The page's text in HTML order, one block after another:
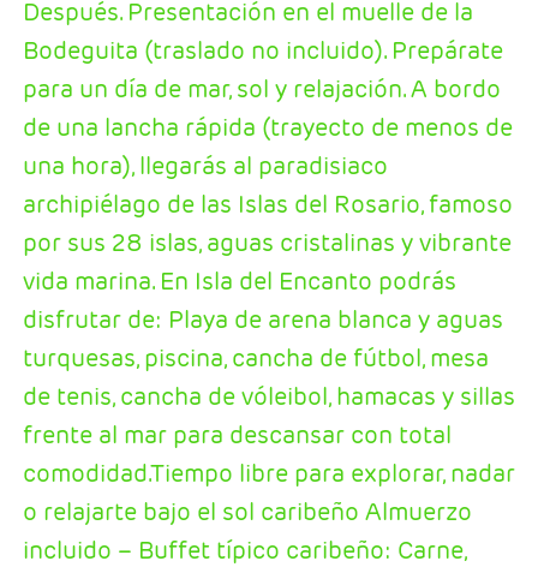
Después. Presentación en el muelle de la
Bodeguita (traslado no incluido). Prepárate
para un día de mar, sol y relajación. A bordo
de una lancha rápida (trayecto de menos de
una hora), llegarás al paradisiaco
archipiélago de las Islas del Rosario, famoso
por sus 28 islas, aguas cristalinas y vibrante
vida marina. En Isla del Encanto podrás
disfrutar de: Playa de arena blanca y aguas
turquesas, piscina, cancha de fútbol, mesa
de tenis, cancha de vóleibol, hamacas y sillas
frente al mar para descansar con total
comodidad.Tiempo libre para explorar, nadar
o relajarte bajo el sol caribeño Almuerzo
incluido – Buffet típico caribeño: Carne,